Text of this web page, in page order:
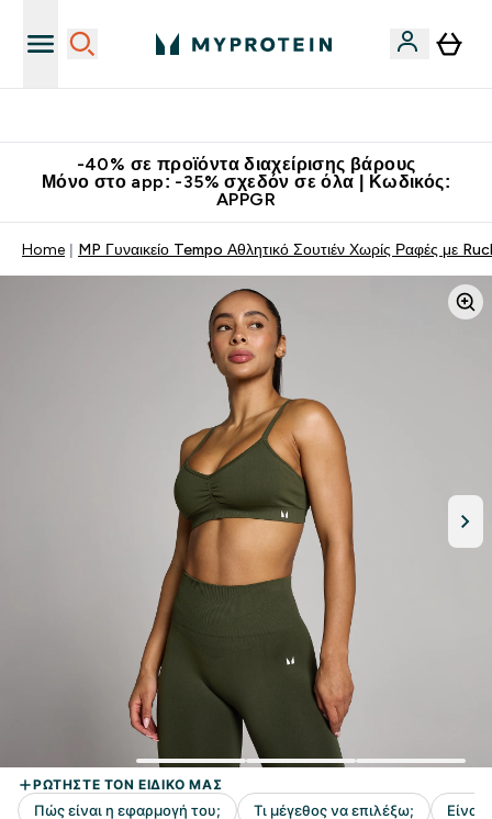
-40% σε προϊόντα διαχείρισης βάρους
Μόνο στο app: -35% σχεδόν σε όλα | Κωδικός:
APPGR
Home MP Γυναικείο Tempo Αθλητικό Σουτιέν Χωρίς Ραφές με